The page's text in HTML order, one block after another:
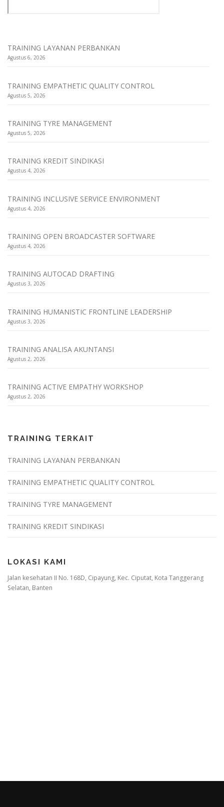
TRAINING LAYANAN PERBANKAN
Agustus 6, 2026
TRAINING EMPATHETIC QUALITY CONTROL
Agustus 5, 2026
TRAINING TYRE MANAGEMENT
Agustus 5, 2026
TRAINING KREDIT SINDIKASI
Agustus 4, 2026
TRAINING INCLUSIVE SERVICE ENVIRONMENT
Agustus 4, 2026
TRAINING OPEN BROADCASTER SOFTWARE
Agustus 4, 2026
TRAINING AUTOCAD DRAFTING
Agustus 3, 2026
TRAINING HUMANISTIC FRONTLINE LEADERSHIP
Agustus 3, 2026
TRAINING ANALISA AKUNTANSI
Agustus 2, 2026
TRAINING ACTIVE EMPATHY WORKSHOP
Agustus 2, 2026
TRAINING TERKAIT
TRAINING LAYANAN PERBANKAN
TRAINING EMPATHETIC QUALITY CONTROL
TRAINING TYRE MANAGEMENT
TRAINING KREDIT SINDIKASI
LOKASI KAMI
Jalan kesehatan II No. 168D, Cipayung, Kec. Ciputat, Kota Tanggerang
Selatan, Banten